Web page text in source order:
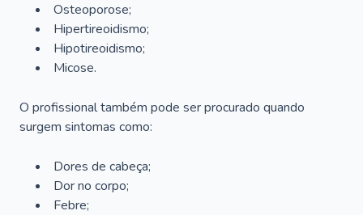
Osteoporose;
Hipertireoidismo;
Hipotireoidismo;
Micose.
O profissional também pode ser procurado quando
surgem sintomas como:
Dores de cabeça;
Dor no corpo;
Febre;